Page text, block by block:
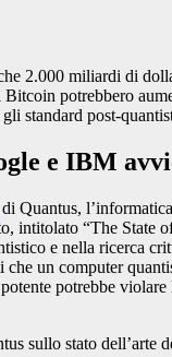
2.000 miliardi di
potrebbero
standard post-
e IBM
di Quantus,
intitolato “The State
e nella ricerca
un computer
potrebbe
sullo stato dell’arte